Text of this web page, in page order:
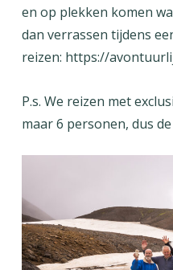
en op plekken komen
dan verrassen tijdens
reizen: https://
P.s. We reizen met
maar 6 personen, dus